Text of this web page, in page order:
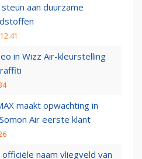
aan duurzame
in Wizz Air-kleurstelling
maakt opwachting in
Air eerste klant
naam vliegveld van